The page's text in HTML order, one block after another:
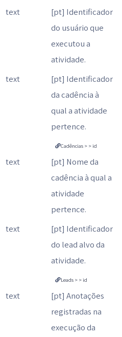
text
[pt] Identificador
do usuário que
executou a
atividade.
text
[pt] Identificador
da cadência à
qual a atividade
pertence.
Cadências > > id
text
[pt] Nome da
cadência à qual a
atividade
pertence.
text
[pt] Identificador
do lead alvo da
atividade.
Leads > > id
text
[pt] Anotações
registradas na
execução da